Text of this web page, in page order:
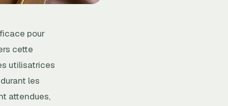
pour
cette
utilisatrices
les
attendues,